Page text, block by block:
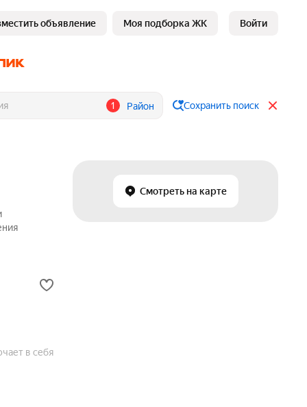
объявление Моя подборка ЖК Войти
1 Район Сохранить поиск
Смотреть на карте
в себя